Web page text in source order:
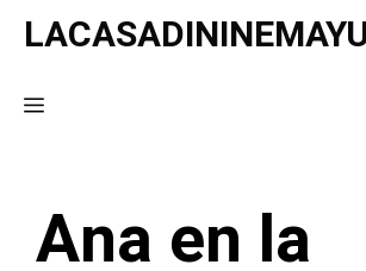
Saltar
contenido
Menú
Ana en la